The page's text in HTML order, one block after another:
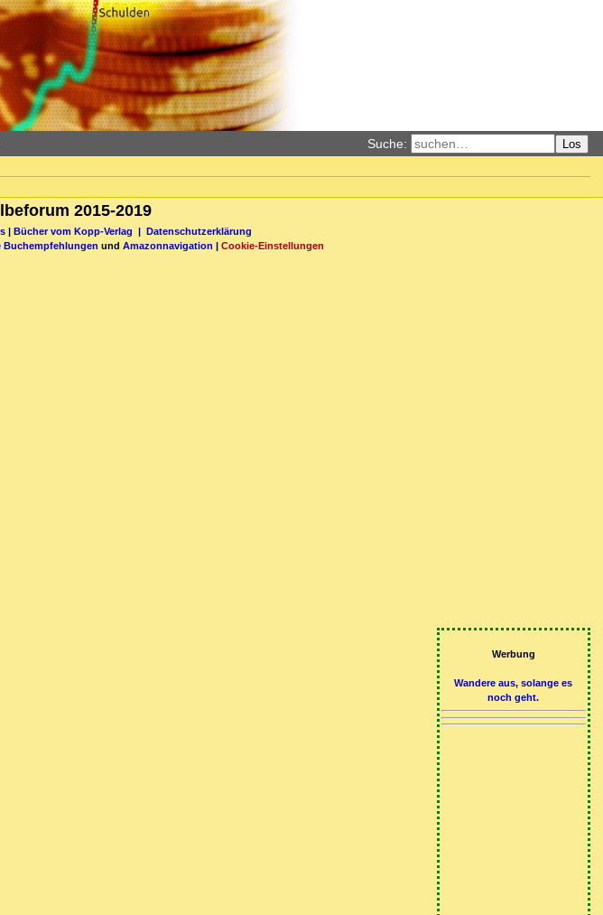
Suche: Los
2015-2019
| Bücher vom Kopp-Verlag |
Datenschutzerklärung
Buchempfehlungen und Amazonnavigation Cookie-Einstellungen
Werbung
Wandere aus, solange es
noch geht.